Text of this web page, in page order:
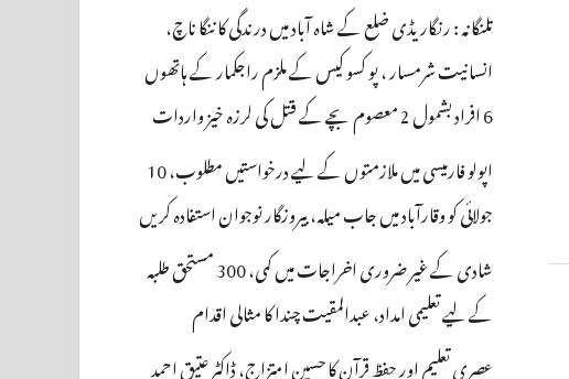
تلنگانہ : رنگاریڈی ضلع کے شاہ آباد میں درندگی کا ننگا ناچ،
انسانیت شرمسار ، پو کسو کیس کے ملزم راجکمار کے ہاتھوں
6 افراد بشمول 2 معصوم بچے کے قتل کی لرزہ خیز واردات
اپولو فارمیسی میں ملازمتوں کے لیے درخواستیں مطلوب، 10
جولائی کو وقارآباد میں جاب میلہ، بیروزگار نوجوان استفادہ کریں
شادی کے غیر ضروری اخراجات میں کمی، 300 مستحق طلبہ
کے لیے تعلیمی امداد، عبدالمقیت چندا کا مثالی اقدام
عصری تعلیم اور حفظِ قرآن کا حسین امتزاج، ڈاکٹر عتیق احمد